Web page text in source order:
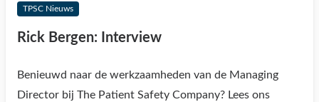
TPSC Nieuws
Rick Bergen: Interview
Benieuwd naar de werkzaamheden van de Managing
Director bij The Patient Safety Company? Lees ons